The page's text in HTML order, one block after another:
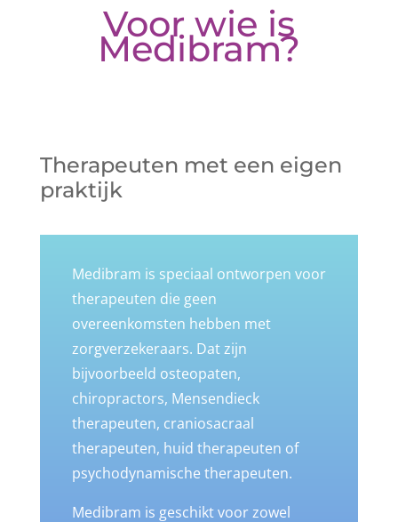
Voor wie is
Medibram?
Therapeuten met een eigen
praktijk
Medibram is speciaal ontworpen voor
therapeuten die geen
overeenkomsten hebben met
zorgverzekeraars. Dat zijn
bijvoorbeeld osteopaten,
chiropractors, Mensendieck
therapeuten, craniosacraal
therapeuten, huid therapeuten of
psychodynamische therapeuten.
Medibram is geschikt voor zowel